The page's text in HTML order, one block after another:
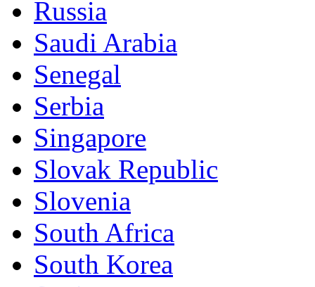
Russia
Saudi Arabia
Senegal
Serbia
Singapore
Slovak Republic
Slovenia
South Africa
South Korea